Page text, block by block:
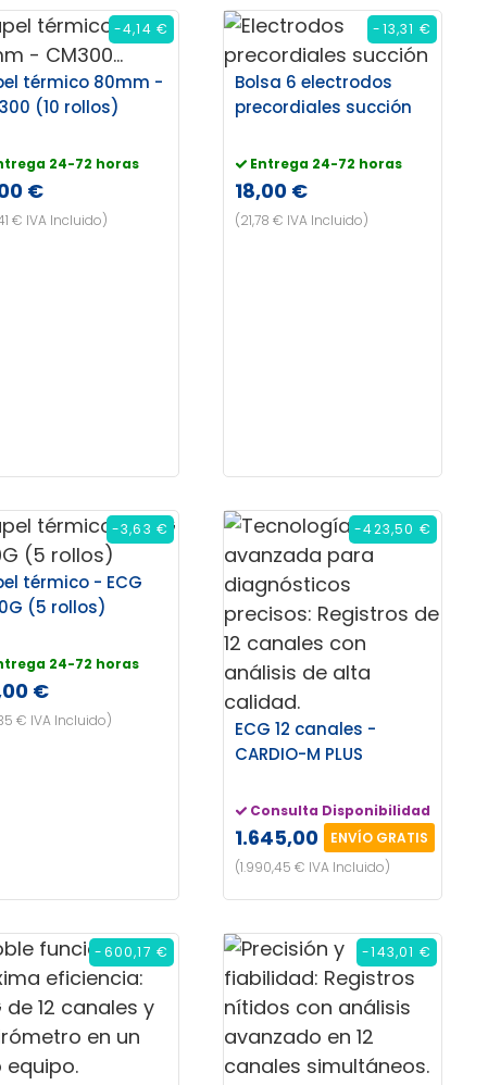
térmico 80mm -
(10 rollos)
24-72 horas
€
€ IVA Incluido)
-4,14 €
Bolsa 6 electrodos
precordiales succión
Entrega 24-72 horas
18,00 €
(21,78 € IVA Incluido)
-13,31 €
térmico - ECG
(5 rollos)
24-72 horas
€
€ IVA Incluido)
-3,63 €
ECG 12 canales -
CARDIO-M PLUS
Consulta Disponibilidad
1.645,00 €ENVÍO GRATIS
(1.990,45 € IVA Incluido)
-423,50 €
-600,17 € -143,01 €